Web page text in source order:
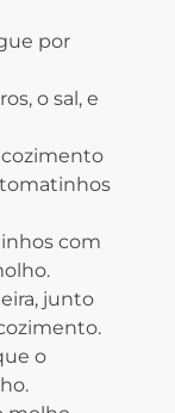
por
o sal, e
tomatinhos
com
junto
o